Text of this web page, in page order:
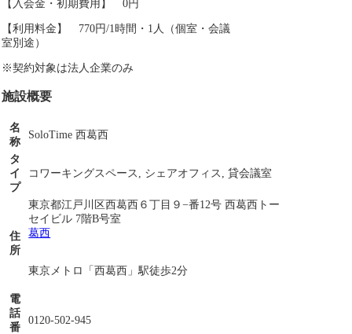
【入会金・初期費用】 0円
【利用料金】 770円/1時間・1人（個室・会議
室別途）
※契約対象は法人企業のみ
施設概要
名
称
SoloTime 西葛西
タ
イ
プ
コワーキングスペース, シェアオフィス, 貸会議室
住
所
東京都江戸川区西葛西６丁目９−番12号 西葛西トー
セイビル 7階B号室
葛西
東京メトロ「西葛西」駅徒歩2分
電
話
番
0120-502-945